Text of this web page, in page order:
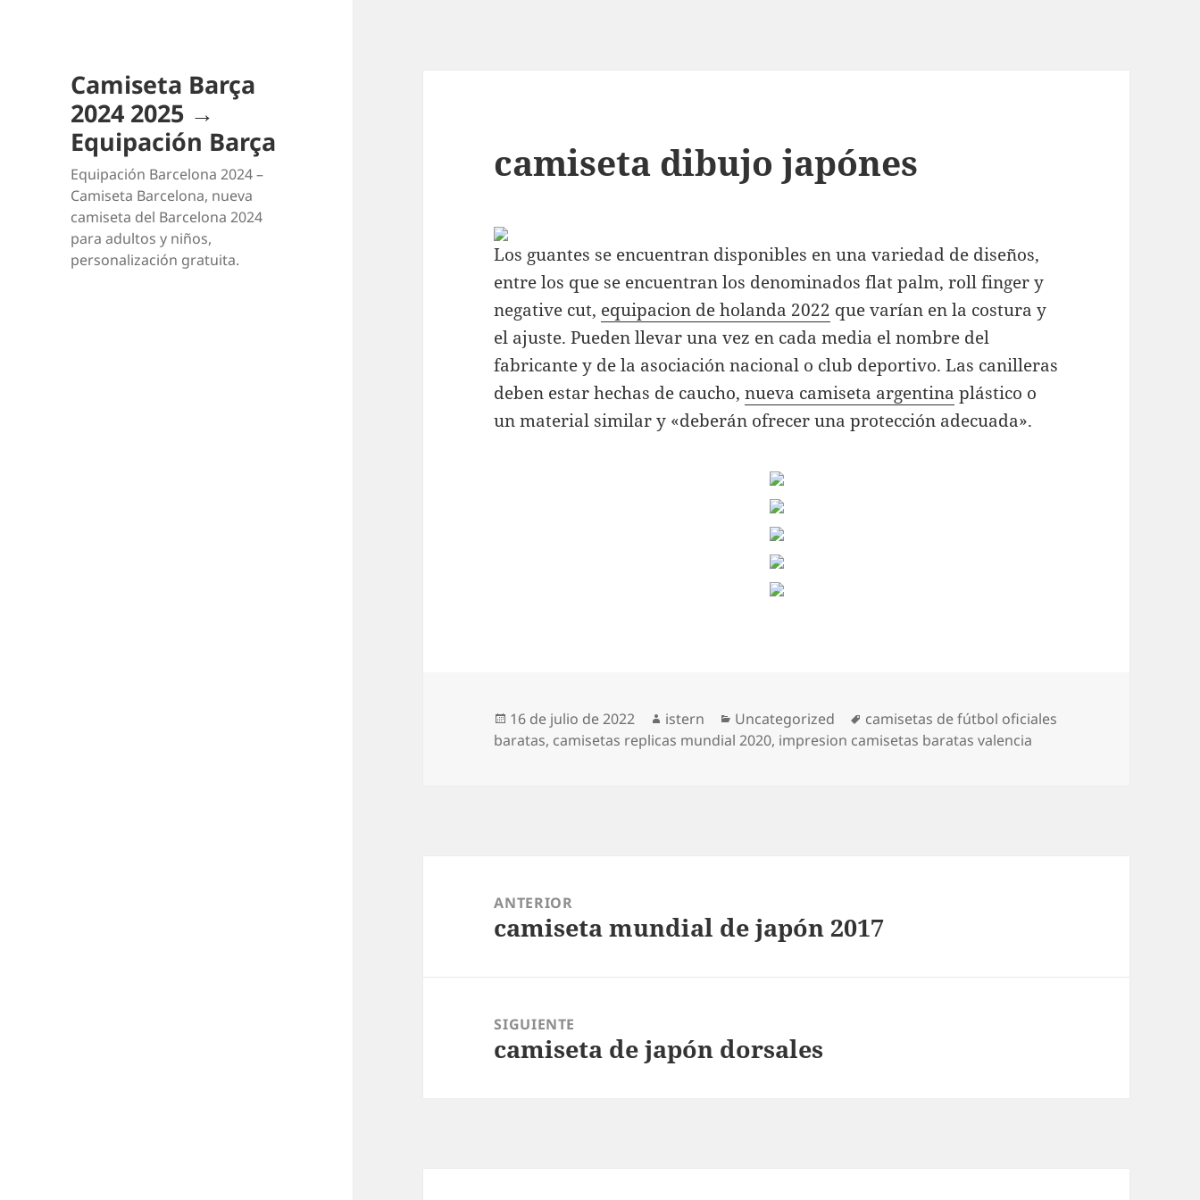
Camiseta Barça
2024 2025 →
Equipación Barça
Equipación Barcelona 2024 –
Camiseta Barcelona, nueva
camiseta del Barcelona 2024
para adultos y niños,
personalización gratuita.
camiseta dibujo japónes
Los guantes se encuentran disponibles en una variedad de diseños,
entre los que se encuentran los denominados flat palm, roll finger y
negative cut, equipacion de holanda 2022 que varían en la costura y
el ajuste. Pueden llevar una vez en cada media el nombre del
fabricante y de la asociación nacional o club deportivo. Las canilleras
deben estar hechas de caucho,nueva camiseta argentina plástico o
un material similar y «deberán ofrecer una protección adecuada».
Publicado
el
16 de julio de 2022 Autor
istern Categorías
Uncategorized Etiquetas
camisetas de fútbol oficiales
baratas, camisetas replicas mundial 2020, impresion camisetas baratas valencia
entradas
ANTERIOR
Entrada
camiseta mundial de japón 2017
SIGUIENTE
Entrada
camiseta de japón dorsales